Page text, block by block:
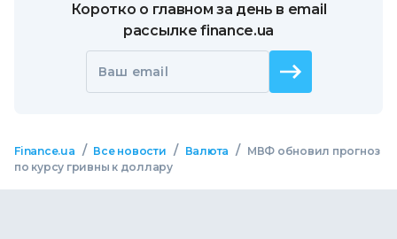
Коротко о главном за день в email
рассылке finance.ua
Ваш email
Finance.ua / Все новости / Валюта /
МВФ обновил прогноз
по курсу гривны к доллару